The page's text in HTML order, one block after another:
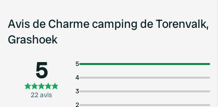
Avis de Charme camping de Torenvalk,
Grashoek
5
22 avis
5
4
3
2